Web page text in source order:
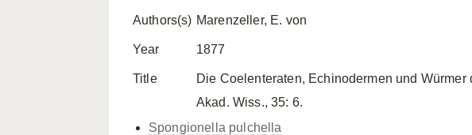
Authors(s) Marenzeller, E. von
Year 1877
Title
Die Coelenteraten, Echinodermen und
Akad. Wiss., 35: 6.
Spongionella pulchella